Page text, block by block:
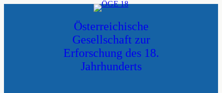
Österreichische
Gesellschaft zur
Erforschung des 18.
Jahrhunderts